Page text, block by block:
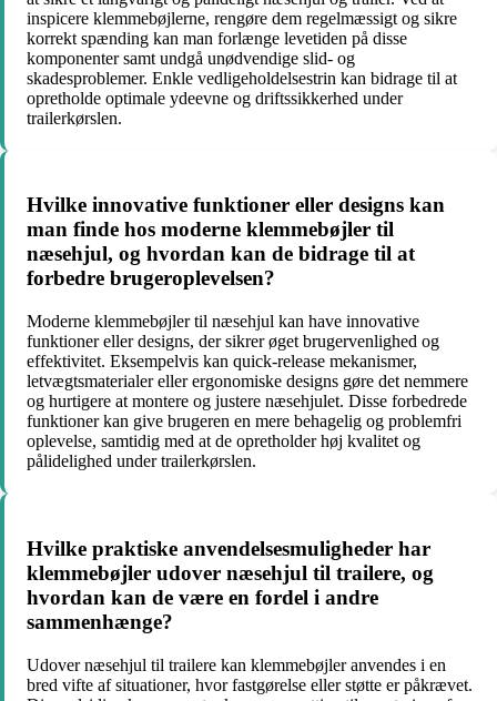
inspicere klemmebøjlerne, rengøre dem regelmæssigt og sikre
korrekt spænding kan man forlænge levetiden på disse
komponenter samt undgå unødvendige slid- og
skadesproblemer. Enkle vedligeholdelsestrin kan bidrage til at
opretholde optimale ydeevne og driftssikkerhed under
trailerkørslen.
Hvilke innovative funktioner eller designs kan
man finde hos moderne klemmebøjler til
næsehjul, og hvordan kan de bidrage til at
forbedre brugeroplevelsen?
Moderne klemmebøjler til næsehjul kan have innovative
funktioner eller designs, der sikrer øget brugervenlighed og
effektivitet. Eksempelvis kan quick-release mekanismer,
letvægtsmaterialer eller ergonomiske designs gøre det nemmere
og hurtigere at montere og justere næsehjulet. Disse forbedrede
funktioner kan give brugeren en mere behagelig og problemfri
oplevelse, samtidig med at de opretholder høj kvalitet og
pålidelighed under trailerkørslen.
Hvilke praktiske anvendelsesmuligheder har
klemmebøjler udover næsehjul til trailere, og
hvordan kan de være en fordel i andre
sammenhænge?
Udover næsehjul til trailere kan klemmebøjler anvendes i en
bred vifte af situationer, hvor fastgørelse eller støtte er påkrævet.